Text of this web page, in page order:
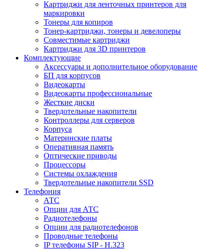
Картриджи для ленточных принтеров для
маркировки
Тонеры для копиров
Тонер-картриджи, тонеры и девелоперы
Совместимые картриджи
Картриджи для 3D принтеров
Комплектующие
Аксессуары и дополнительное оборудование
БП для корпусов
Видеокарты
Видеокарты профессиональные
Жесткие диски
Твердотельные накопители
Контроллеры для серверов
Корпуса
Материнские платы
Оперативная память
Оптические приводы
Процессоры
Системы охлаждения
Твердотельные накопители SSD
Телефония
АТС
Опции для АТС
Радиотелефоны
Опции для радиотелефонов
Проводные телефоны
IP телефоны SIP - H.323